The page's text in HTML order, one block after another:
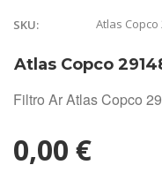
SKU: Atlas Copco
Atlas Copco
Filtro Ar Atlas Copco
0,00 €